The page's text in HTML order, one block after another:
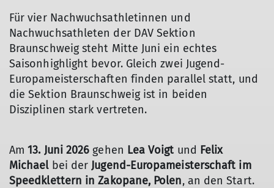
Für vier Nachwuchsathletinnen und
Nachwuchsathleten der DAV Sektion
Braunschweig steht Mitte Juni ein echtes
Saisonhighlight bevor. Gleich zwei Jugend-
Europameisterschaften finden parallel statt, und
die Sektion Braunschweig ist in beiden
Disziplinen stark vertreten.
Am13. Juni 2026 gehen Lea Voigt und Felix
Michaelbei der Jugend-Europameisterschaft im
Speedklettern in Zakopane, Polen, an den Start.